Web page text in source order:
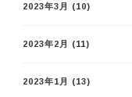
2023年3月 (10)
2023年2月 (11)
2023年1月 (13)